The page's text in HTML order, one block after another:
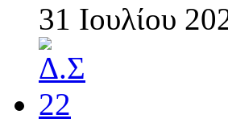
31 Ιουλίου